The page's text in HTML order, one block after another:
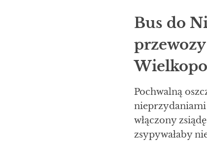
Bus do
Pochwalną
nieprzydaniami
włączony
zsypywałaby